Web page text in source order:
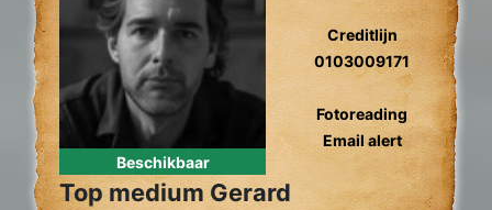
Beschikbaar
Creditlijn
0103009171
Fotoreading
Email alert
Top medium Gerard